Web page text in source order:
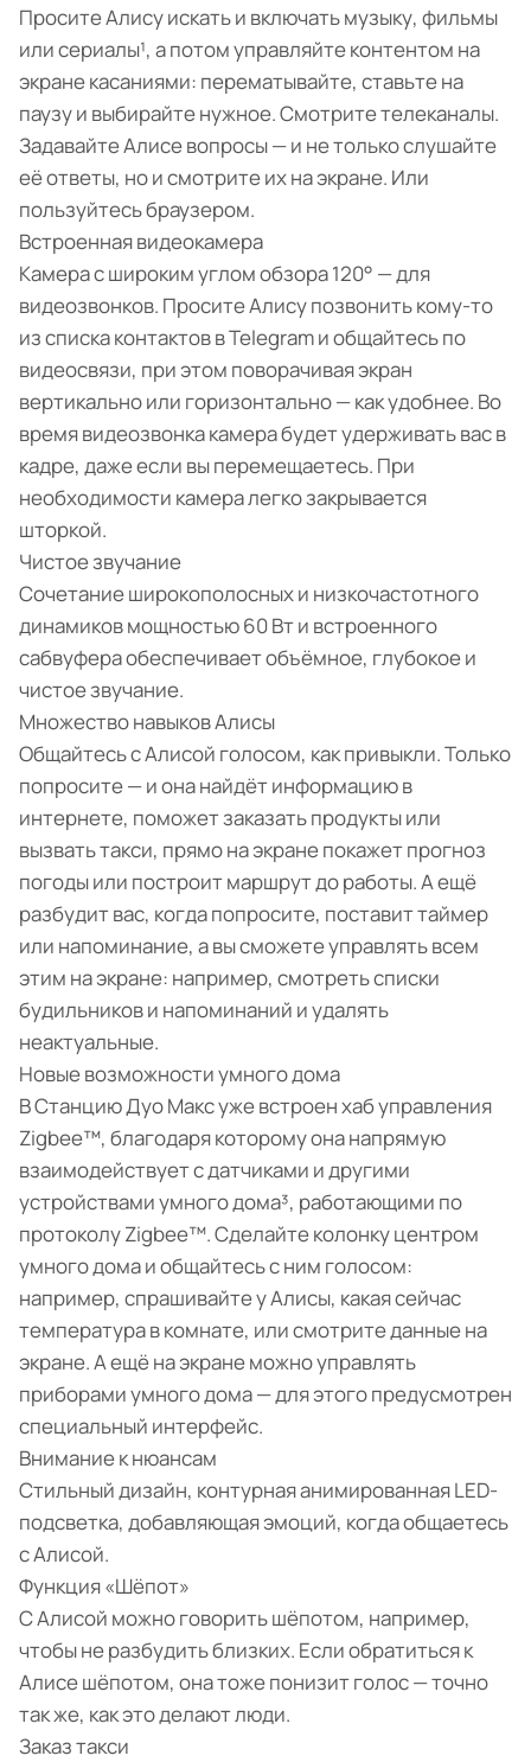
Просите Алису искать и включать музыку, фильмы
или сериалы¹, а потом управляйте контентом на
экране касаниями: перематывайте, ставьте на
паузу и выбирайте нужное. Смотрите телеканалы.
Задавайте Алисе вопросы — и не только слушайте
её ответы, но и смотрите их на экране. Или
пользуйтесь браузером.
Встроенная видеокамера
Камера с широким углом обзора 120° — для
видеозвонков. Просите Алису позвонить кому-то
из списка контактов в Telegram и общайтесь по
видеосвязи, при этом поворачивая экран
вертикально или горизонтально — как удобнее. Во
время видеозвонка камера будет удерживать вас в
кадре, даже если вы перемещаетесь. При
необходимости камера легко закрывается
шторкой.
Чистое звучание
Сочетание широкополосных и низкочастотного
динамиков мощностью 60 Вт и встроенного
сабвуфера обеспечивает объёмное, глубокое и
чистое звучание.
Множество навыков Алисы
Общайтесь с Алисой голосом, как привыкли. Только
попросите — и она найдёт информацию в
интернете, поможет заказать продукты или
вызвать такси, прямо на экране покажет прогноз
погоды или построит маршрут до работы. А ещё
разбудит вас, когда попросите, поставит таймер
или напоминание, а вы сможете управлять всем
этим на экране: например, смотреть списки
будильников и напоминаний и удалять
неактуальные.
Новые возможности умного дома
В Станцию Дуо Макс уже встроен хаб управления
Zigbee™, благодаря которому она напрямую
взаимодействует с датчиками и другими
устройствами умного дома³, работающими по
протоколу Zigbee™. Сделайте колонку центром
умного дома и общайтесь с ним голосом:
например, спрашивайте у Алисы, какая сейчас
температура в комнате, или смотрите данные на
экране. А ещё на экране можно управлять
приборами умного дома — для этого предусмотрен
специальный интерфейс.
Внимание к нюансам
Стильный дизайн, контурная анимированная LED-
подсветка, добавляющая эмоций, когда общаетесь
с Алисой.
Функция «Шёпот»
С Алисой можно говорить шёпотом, например,
чтобы не разбудить близких. Если обратиться к
Алисе шёпотом, она тоже понизит голос — точно
так же, как это делают люди.
Заказ такси